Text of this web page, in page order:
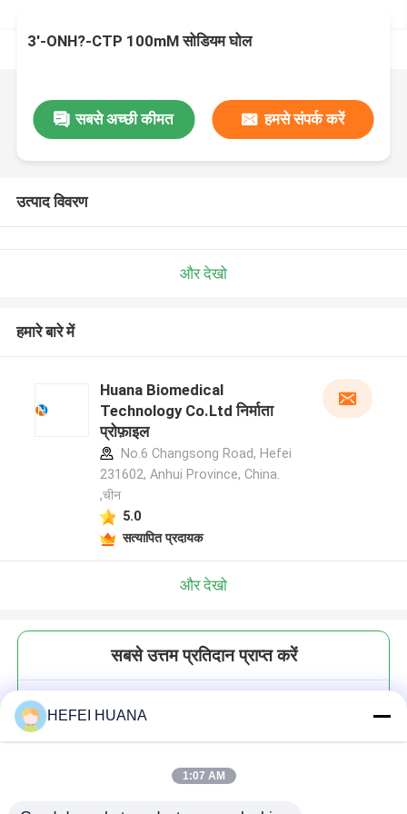
3'-ONH?-CTP 100mM सोडियम घोल
सबसे अच्छी कीमत हमसे संपर्क करें
उत्पाद विवरण
और देखो
हमारे बारे में
Huana Biomedical
Technology Co.Ltd निर्माता
प्रोफ़ाइल
No.6 Changsong Road, Hefei
231602, Anhui Province, China.
,चीन
5.0
सत्यापित प्रदायक
और देखो
सबसे उत्तम प्रतिदान प्राप्त करें
HEFEI HUANA
1:07 AM